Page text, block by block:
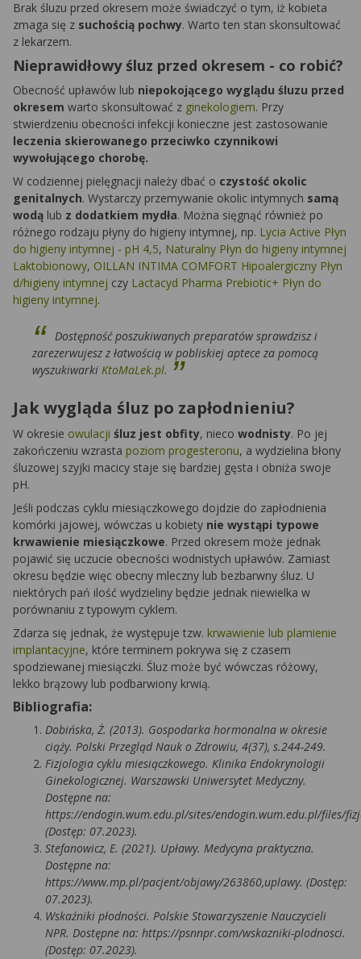
Brak śluzu przed okresem może świadczyć o tym, iż kobieta
zmaga się z suchością pochwy. Warto ten stan skonsultować
z lekarzem.
Nieprawidłowy śluz przed okresem - co robić?
Obecność upławów lub niepokojącego wyglądu śluzu przed
okresem warto skonsultować z ginekologiem. Przy
stwierdzeniu obecności infekcji konieczne jest zastosowanie
leczenia skierowanego przeciwko czynnikowi
wywołującego chorobę.
W codziennej pielęgnacji należy dbać o czystość okolic
genitalnych. Wystarczy przemywanie okolic intymnych samą
wodą lub z dodatkiem mydła. Można sięgnąć również po
różnego rodzaju płyny do higieny intymnej, np. Lycia Active Płyn
do higieny intymnej - pH 4,5, Naturalny Płyn do higieny intymnej
Laktobionowy, OILLAN INTIMA COMFORT Hipoalergiczny Płyn
d/higieny intymnej czy Lactacyd Pharma Prebiotic+ Płyn do
higieny intymnej.
Dostępność poszukiwanych preparatów sprawdzisz i
zarezerwujesz z łatwością w pobliskiej aptece za pomocą
wyszukiwarki KtoMaLek.pl.
Jak wygląda śluz po zapłodnieniu?
W okresie owulacji śluz jest obfity, nieco wodnisty. Po jej
zakończeniu wzrasta poziom progesteronu, a wydzielina błony
śluzowej szyjki macicy staje się bardziej gęsta i obniża swoje
pH.
Jeśli podczas cyklu miesiączkowego dojdzie do zapłodnienia
komórki jajowej, wówczas u kobiety nie wystąpi typowe
krwawienie miesiączkowe. Przed okresem może jednak
pojawić się uczucie obecności wodnistych upławów. Zamiast
okresu będzie więc obecny mleczny lub bezbarwny śluz. U
niektórych pań ilość wydzieliny będzie jednak niewielka w
porównaniu z typowym cyklem.
Zdarza się jednak, że występuje tzw. krwawienie lub plamienie
implantacyjne, które terminem pokrywa się z czasem
spodziewanej miesiączki. Śluz może być wówczas różowy,
lekko brązowy lub podbarwiony krwią.
Bibliografia:
Dobińska, Ż. (2013). Gospodarka hormonalna w okresie
ciąży. Polski Przegląd Nauk o Zdrowiu, 4(37), s.244-249.
Fizjologia cyklu miesiączkowego. Klinika Endokrynologii
Ginekologicznej. Warszawski Uniwersytet Medyczny.
Dostępne na:
https://endogin.wum.edu.pl/sites/endogin.wum.edu.pl/files/
(Dostęp: 07.2023).
Stefanowicz, E. (2021). Upławy. Medycyna praktyczna.
Dostępne na:
https://www.mp.pl/pacjent/objawy/263860,uplawy. (Dostęp:
07.2023).
Wskaźniki płodności. Polskie Stowarzyszenie Nauczycieli
NPR. Dostępne na: https://psnnpr.com/wskazniki-plodnosci.
(Dostęp: 07.2023).